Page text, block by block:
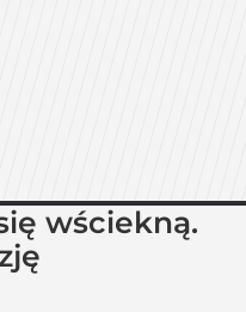
wściekną.